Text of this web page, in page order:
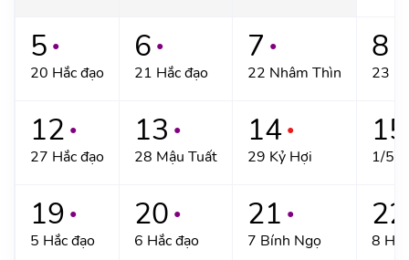
5 ●
20 Hắc đạo
6 ●
21 Hắc đạo
7 ●
22 Nhâm Thìn
8
23
12 ●
27 Hắc đạo
13 ●
28 Mậu Tuất
14 ●
29 Kỷ Hợi
15
1/5
19 ●
5 Hắc đạo
20 ●
6 Hắc đạo
21 ●
7 Bính Ngọ
22
8